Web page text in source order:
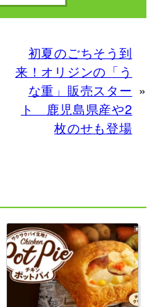
初夏のごちそう到
来！オリジンの「う
な重」販売スター
ト 鹿児島県産や2
枚のせも登場
»